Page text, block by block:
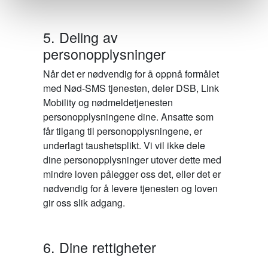
5. Deling av
personopplysninger
Når det er nødvendig for å oppnå formålet
med Nød-SMS tjenesten, deler DSB, Link
Mobility og nødmeldetjenesten
personopplysningene dine. Ansatte som
får tilgang til personopplysningene, er
underlagt taushetsplikt. Vi vil ikke dele
dine personopplysninger utover dette med
mindre loven pålegger oss det, eller det er
nødvendig for å levere tjenesten og loven
gir oss slik adgang.
6. Dine rettigheter